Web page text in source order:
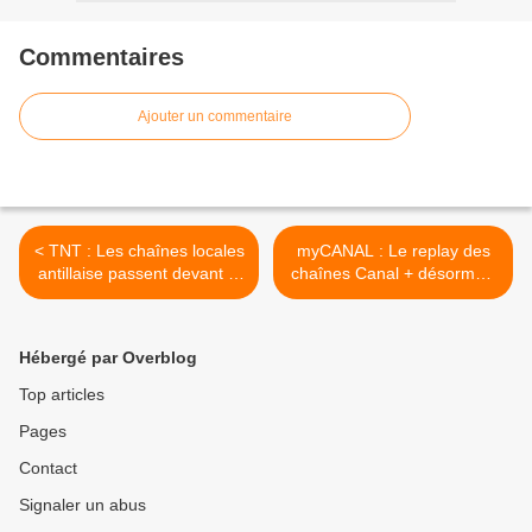
Commentaires
Ajouter un commentaire
< TNT : Les chaînes locales
antillaise passent devant le
CSA !
myCANAL : Le replay des
chaînes Canal + désormais
dispo ! >
Hébergé par Overblog
Top articles
Pages
Contact
Signaler un abus